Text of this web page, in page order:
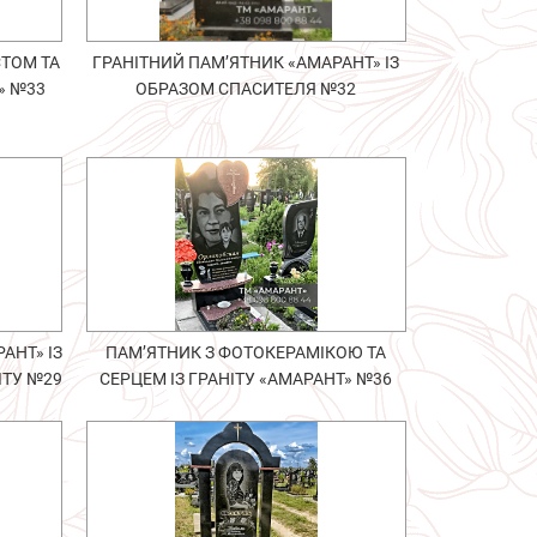
ТА
№33
ГРАНІТНИЙ ПАМ’ЯТНИК «АМАРАНТ» ІЗ
ОБРАЗОМ СПАСИТЕЛЯ №32
ІЗ
№29
ПАМ’ЯТНИК З ФОТОКЕРАМІКОЮ ТА
СЕРЦЕМ ІЗ ГРАНІТУ «АМАРАНТ» №36